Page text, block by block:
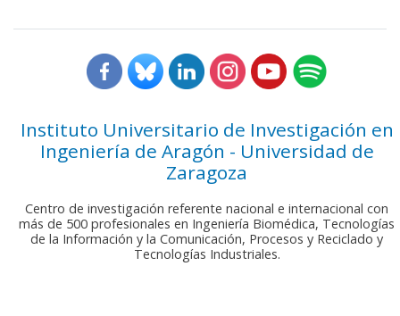
Instituto Universitario de Investigación en
Ingeniería de Aragón - Universidad de
Zaragoza
Centro de investigación referente nacional e internacional con
más de 500 profesionales en Ingeniería Biomédica, Tecnologías
de la Información y la Comunicación, Procesos y Reciclado y
Tecnologías Industriales.